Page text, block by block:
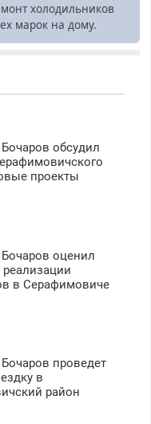
холодильников
марок на дому.
Бочаров обсудил
проекты
Бочаров оценил
реализации
в Серафимовиче
Бочаров проведет
в
район